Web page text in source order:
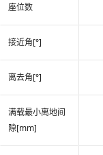
座位数
接近角[°]
离去角[°]
满载最小离地间
隙[mm]